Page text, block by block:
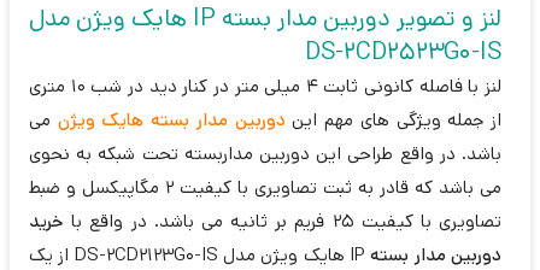
لنز و تصویر دوربین مدار بسته IP هایک ویژن مدل
DS-2CD2523G0-IS
لنز با فاصله کانونی ثابت 4 میلی متر در کنار دید در شب 10 متری
از جمله ویژگی های مهم این دوربین مدار بسته هایک ویژن می
باشد. در واقع طراحی این دوربین مداربسته تحت شبکه به نحوی
می باشد که قادر به ثبت تصاویری با کیفیت 2 مگاپیکسل و ضبط
تصاویری با کیفیت 25 فریم بر ثانیه می باشد. در واقع با
خرید
دوربین مدار بسته
IP هایک ویژن مدل DS-2CD2123G0-IS از یک